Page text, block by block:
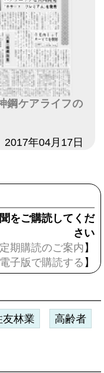
鋼ケアライフの
2017年04月17日
をご購読してくだ
さい
定期購読のご案内 】
電子版で購読する 】
友林業 高齢者